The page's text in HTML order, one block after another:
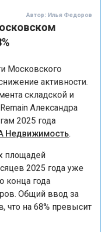
Московского
активности.
складской и
Александра
2025 года
Недвижимость
2025 года уже
конца года
Общий ввод за
что на 68% превысит